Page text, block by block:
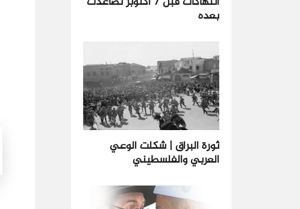
بعده
ثورة البراق | شكلت الوعي
العربي والفلسطيني